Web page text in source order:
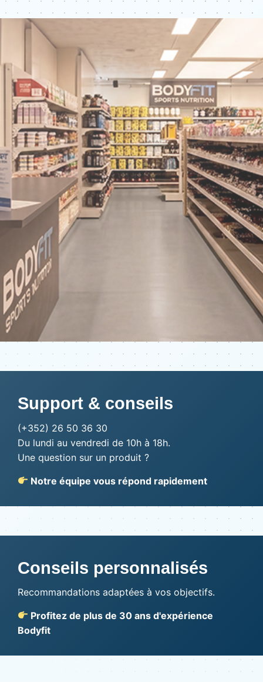
Support & conseils
(+352) 26 50 36 30
Du lundi au vendredi de 10h à 18h.
Une question sur un produit ?
Notre équipe vous répond rapidement
Conseils personnalisés
Recommandations adaptées à vos objectifs.
Profitez de plus de 30 ans d'expérience
Bodyfit